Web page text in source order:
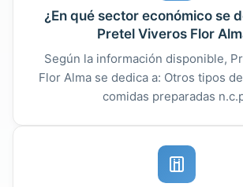
¿En qué sector económico se
Pretel Viveros Flor
Según la información disponible,
Flor Alma se dedica a: Otros tipos
comidas preparadas